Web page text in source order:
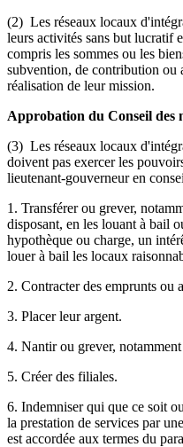
(2) Les réseaux locaux
leurs activités sans but lucratif
compris les sommes ou les
subvention, de contribution ou
réalisation de leur mission.
Approbation du Conseil des
(3) Les réseaux locaux
doivent pas exercer les
lieutenant-gouverneur en
1. Transférer ou grever,
disposant, en les louant à bail
hypothèque ou charge, un
louer à bail les locaux
2. Contracter des emprunts ou
3. Placer leur argent.
4. Nantir ou grever,
5. Créer des filiales.
6. Indemniser qui que ce soit
la prestation de services par
est accordée aux termes du